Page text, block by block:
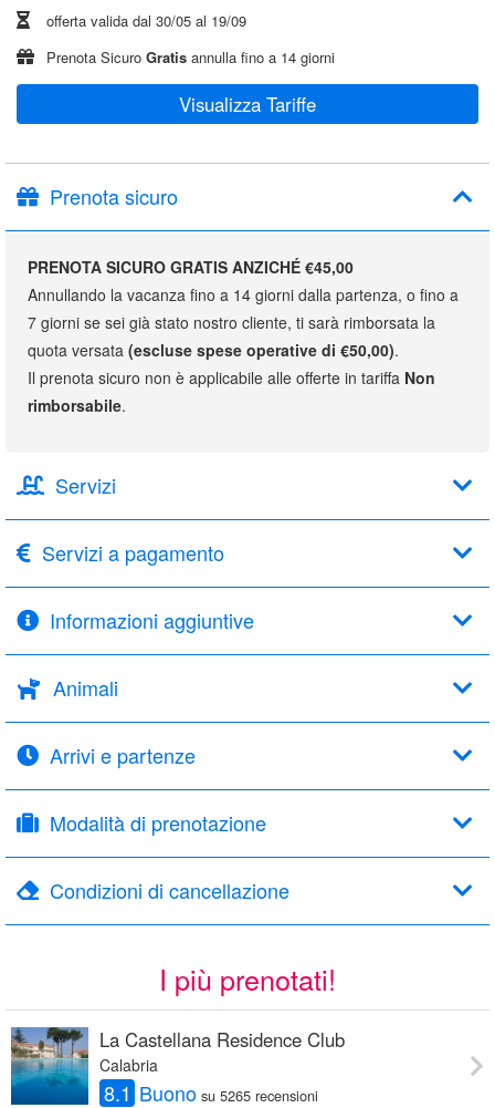
offerta valida dal 30/05 al 19/09
Prenota Sicuro Gratis annulla fino a 14 giorni
Visualizza Tariffe
Prenota sicuro
PRENOTA SICURO GRATIS ANZICHÉ €45,00
Annullando la vacanza fino a 14 giorni dalla partenza, o fino a
7 giorni se sei già stato nostro cliente, ti sarà rimborsata la
quota versata (escluse spese operative di €50,00).
Il prenota sicuro non è applicabile alle offerte in tariffa Non
rimborsabile.
Servizi
Servizi a pagamento
Informazioni aggiuntive
Animali
Arrivi e partenze
Modalità di prenotazione
Condizioni di cancellazione
I più prenotati!
La Castellana Residence Club
Calabria
8.1 Buono su 5265 recensioni